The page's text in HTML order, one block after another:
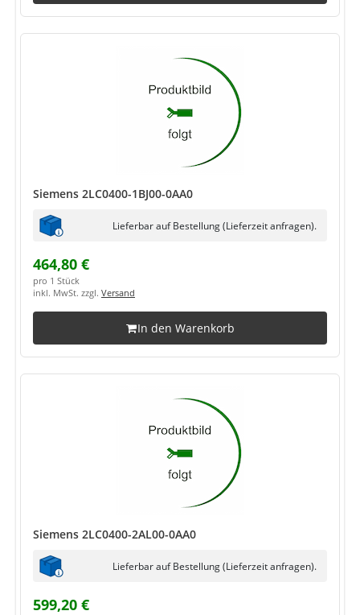
Siemens 2LC0400-1BJ00-0AA0
Lieferbar auf Bestellung (Lieferzeit anfragen).
464,80 €
pro 1 Stück
inkl. MwSt. zzgl. Versand
In den Warenkorb
Siemens 2LC0400-2AL00-0AA0
Lieferbar auf Bestellung (Lieferzeit anfragen).
599,20 €